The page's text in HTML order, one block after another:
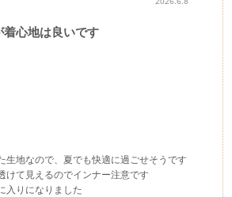
心地は良いです
生地なので、夏でも快適に過ごせそうです
けて見えるのでインナー注意です
入りになりました